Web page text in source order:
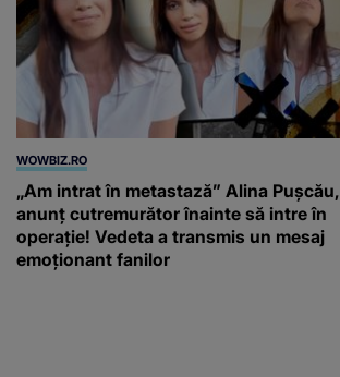
WOWBIZ.RO
„Am intrat în metastază” Alina Pușcău,
anunț cutremurător înainte să intre în
operație! Vedeta a transmis un mesaj
emoționant fanilor